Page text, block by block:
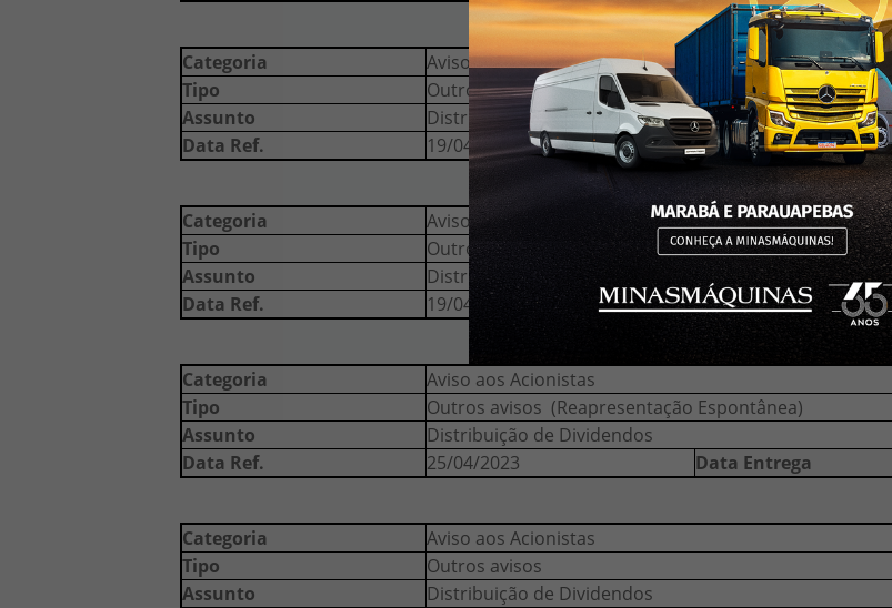
Categoria Aviso aos Acionistas
Tipo
Outros avisos. Reapresentação espontânea. Ajuste
Assunto
Distribuição de Dividendos
Data Ref.
19/04/2024 Data Entrega
Categoria Aviso aos Acionistas
Tipo
Outros avisos
Assunto
Distribuição de Dividendos
Data Ref.
19/04/2024 Data Entrega
Categoria Aviso aos Acionistas
Tipo
Outros avisos (Reapresentação Espontânea)
Assunto
Distribuição de Dividendos
Data Ref.
25/04/2023 Data Entrega
Categoria Aviso aos Acionistas
Tipo
Outros avisos
Assunto
Distribuição de Dividendos